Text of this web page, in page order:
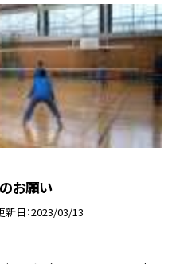
お願い
新日 2023/03/13